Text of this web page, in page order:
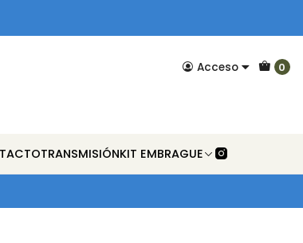
Acceso 0
TRANSMISIÓNKIT EMBRAGUE